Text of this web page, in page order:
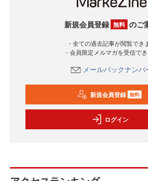
新規会員登録 無料 のご
・全ての過去記事が閲覧でき
・会員限定メルマガを受信で
メールバックナンバ
新規会員登録 無料
ログイン